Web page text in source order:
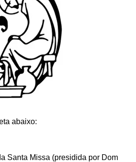
abaixo:
Santa Missa (presidida por Dom